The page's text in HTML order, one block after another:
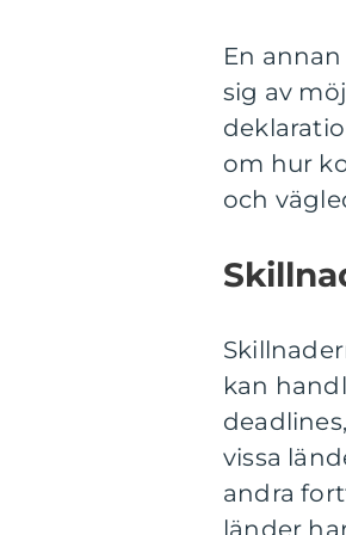
En
sig av
om hur
och
kan
vissa
andra
länder